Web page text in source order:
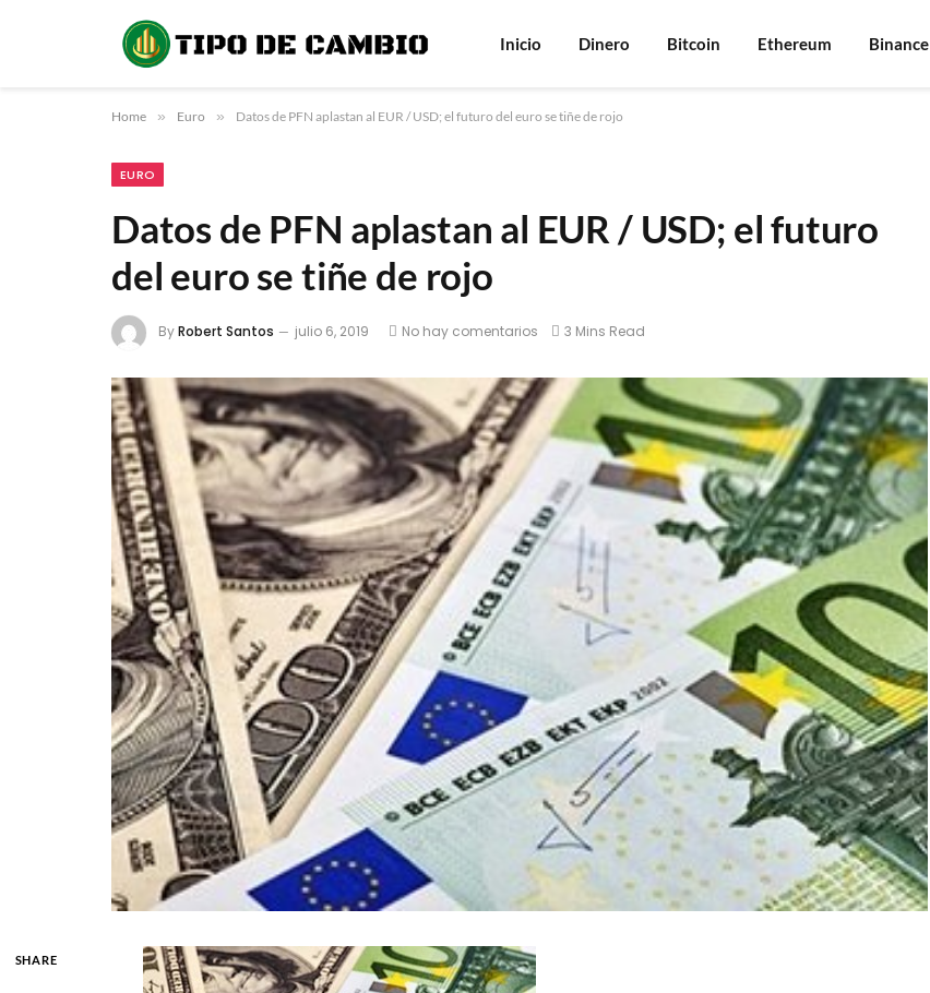
Inicio Dinero Bitcoin Ethereum Binance
Home » Euro » Datos de PFN aplastan al EUR / USD; el futuro del euro se tiñe de rojo
EURO
Datos de PFN aplastan al EUR / USD; el futuro
del euro se tiñe de rojo
ByRobert Santos julio 6, 2019 No hay comentarios 3 Mins Read
SHARE